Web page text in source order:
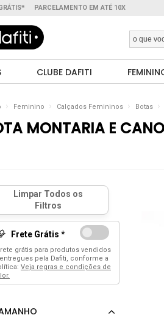
PARCELAMENTO EM ATÉ 10X
CLUBE DAFITI
Feminino Calçados Femininos Botas
MONTARIA E
Frete Grátis *
grátis para produtos vendidos
pela Dafiti, conforme a
Veja regras e condições de